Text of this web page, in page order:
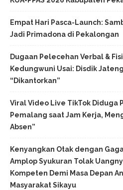
Empat Hari Pasca-Launch:
Jadi Primadona di Pekalongan
Dugaan Pelecehan Verbal &
Kedungwuni Usai: Disdik
“Dikantorkan”
Viral Video Live TikTok Diduga
Pemalang saat Jam Kerja,
Absen”
Kenyangkan Otak dengan
Amplop Syukuran Tolak
Kompeten Demi Masa Depan
Masyarakat Sikayu